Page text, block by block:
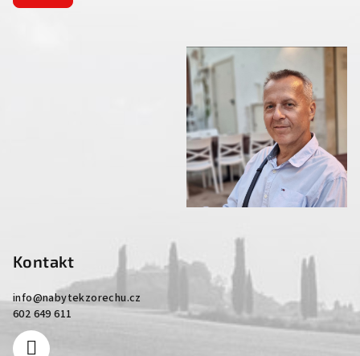
Kontakt
info@nabytekzorechu.cz
602 649 611